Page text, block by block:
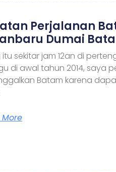
Perjalanan
Dumai
itu sekitar jam 12an di
di awal tahun 2014, saya
Batam karena